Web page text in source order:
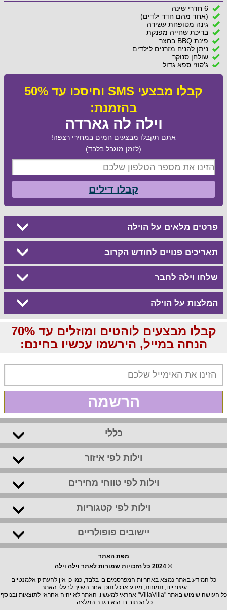
6 חדרי שינה
(אחד מהם חדר ילדים)
גינה מטופחת עשירה
בריכת שחייה מפנקת
פינת BBQ בחצר
ניתן להניח מזרנים לילדים
שולחן סנוקר
ג'קוזי ספא גדול
קבלו מבצעי SMS וחיסכו עד 50%
בהזמנת:
וילה לה גארדה
אתם תקבלו מבצעים חמים במחירי רצפה!
(לזמן מוגבל בלבד)
קבלו דילים
פרטים מלאים על הוילה
תאריכים פנויים לחודש הקרוב
שלחו וילה לחבר
המלצות על הוילה
קבלו מבצעים לוהטים ומוזלים עד 70%
הנחה במייל, הירשמו עכשיו בחינם:
הרשמה
כללי
וילות לפי איזור
וילות לפי טווחי מחירים
וילות לפי קטגוריות
יישובים פופולריים
מפת האתר
© 2024 כל הזכויות שמורות לאתר וילה וילה
כל המידע באתר נמצא באחריות המפרסמים בו בלבד, כמו כן אין להעתיק אלמנטיים
עיצוביים, תמונות, מידע או כל תוכן אחר השייך לבעלי האתר.
כל העושה שימוש באתר "VillaVilla" אחראי למעשיו, האתר לא יהיה אחראי לתוצאות ובנוסף
כל הכתוב בו הוא בגדר המלצה.